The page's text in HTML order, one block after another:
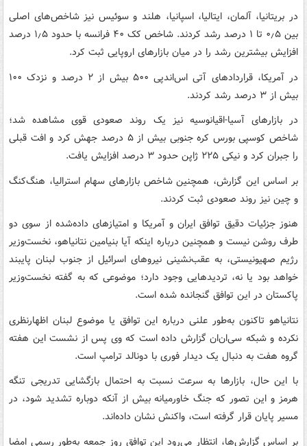
در بریتانیا، آلمان، ایتالیا، اسپانیا، هلند و سوئیس نیز شاخص‌های اصلی
بین ۰٫۵ تا ۱ درصد رشد کردند. شاخص کک ۴۰ فرانسه با حدود ۱٫۵ درصد
افزایش بیشترین رشد را در میان بازارهای اروپایی ثبت کرد.
در آمریکا، قراردادهای آتی اس‌اندپی ۵۰۰ بیش از ۲ درصد و نزدک ۱۰۰
بیش از ۳ درصد رشد کردند.
در بازارهای آسیا-اقیانوسیه نیز یک روند صعودی قوی مشاهده شد؛
شاخص کوسپی بورس کره جنوبی بیش از ۵ درصد جهش کرد و افت قبلی
را جبران کرد و نیکی ۲۲۵ ژاپن حدود ۳ درصد افزایش یافت.
بر اساس این گزارش، همچنین شاخص بازارهای سهام استرالیا، هنگ‌کنگ
و چین نیز روند صعودی ثبت کردند.
هنوز جزئیات دقیق توافق ایران و آمریکا و امتیازهای داده‌شده از سوی دو
طرف روشن نیست و همچنین درباره اینکه آیا بنیامین نتانیاهو، نخست‌وزیر
رژیم صهیونیستی، به عقب‌نشینی نیروهای اسرائیل از جنوب لبنان پایبند
خواهد بود یا نه، تردیدهایی وجود دارد؛ موضوعی که به گفته نخست‌وزیر
پاکستان در این توافق گنجانده شده است.
نتانیاهو تاکنون به‌طور علنی درباره این توافق یا موضوع لبنان اظهارنظری
نکرده و شبکه سی‌ان‌ان گزارش داده است که وی پس از نشست این هفته
گروه هفت به دنبال یک دیدار فوری با دونالد ترامپ است.
با این حال، بازارها به سرعت نسبت به احتمال بازگشایی تدریجی تنگه
هرمز و این تصور که جنگ خاورمیانه بیش از آنکه دوباره تشدید شود، در
مسیر پایان قرار گرفته است، واکنش نشان داده‌اند.
بر اساس گزارش‌ها، انتظار می‌رود این توافق روز جمعه به‌طور رسمی امضا